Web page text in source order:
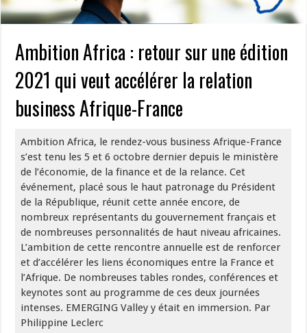
Ambition Africa : retour sur une édition
2021 qui veut accélérer la relation
business Afrique-France
Ambition Africa, le rendez-vous business Afrique-France
s’est tenu les 5 et 6 octobre dernier depuis le ministère
de l’économie, de la finance et de la relance. Cet
événement, placé sous le haut patronage du Président
de la République, réunit cette année encore, de
nombreux représentants du gouvernement français et
de nombreuses personnalités de haut niveau africaines.
L’ambition de cette rencontre annuelle est de renforcer
et d’accélérer les liens économiques entre la France et
l’Afrique. De nombreuses tables rondes, conférences et
keynotes sont au programme de ces deux journées
intenses. EMERGING Valley y était en immersion. Par
Philippine Leclerc